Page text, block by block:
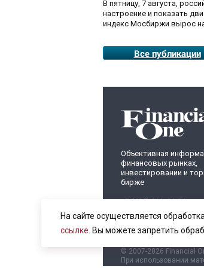
В пятницу, 7 августа,
настроение и показать
индекс Мосбиржи вырос
Все публикации
Объективная
финансовых рынках,
инвестировании и
бирже
+7 (495) 899-01-70
info@fomag.ru
© 2007-2026 Financial
При использовании
На сайте осуществляется
ссылке . Вы можете запретить